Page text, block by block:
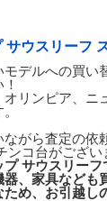
サウスリーフ
デルへの買い
リンピア、ニ
がら査定の依
ンコ台がござ
サウスリー
、家具なども
め、お引越し